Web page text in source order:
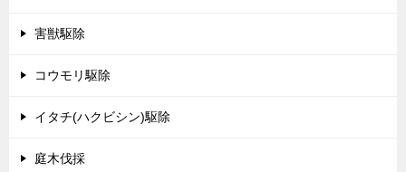
害獣駆除
コウモリ駆除
イタチ(ハクビシン)駆除
庭木伐採